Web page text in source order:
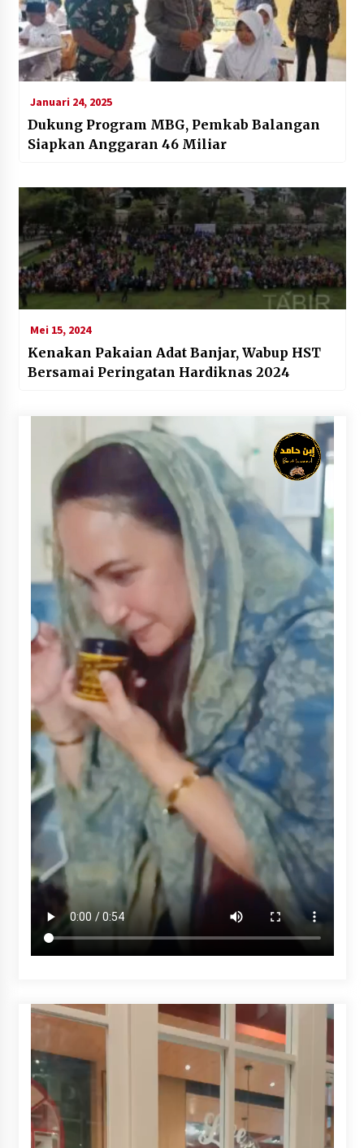
Januari 24, 2025
Dukung Program MBG, Pemkab Balangan
Siapkan Anggaran 46 Miliar
Mei 15, 2024
Kenakan Pakaian Adat Banjar, Wabup HST
Bersamai Peringatan Hardiknas 2024